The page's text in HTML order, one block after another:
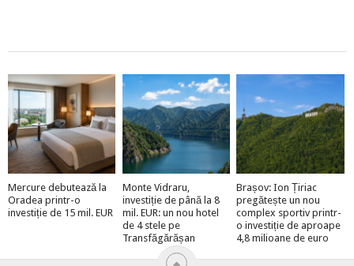
Mercure debutează la
Oradea printr-o
investiție de 15 mil. EUR
Monte Vidraru,
investiție de până la 8
mil. EUR: un nou hotel
de 4 stele pe
Transfăgărășan
Brașov: Ion Țiriac
pregătește un nou
complex sportiv printr-
o investiție de aproape
4,8 milioane de euro